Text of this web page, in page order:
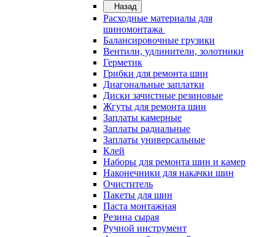
Назад
Расходные материалы для
шиномонтажа
Балансировочные грузики
Вентили, удлинители, золотники
Герметик
Грибки для ремонта шин
Диагональные заплатки
Диски зачистные резиновые
Жгуты для ремонта шин
Заплаты камерные
Заплаты радиальные
Заплаты универсальные
Клей
Наборы для ремонта шин и камер
Наконечники для накачки шин
Очиститель
Пакеты для шин
Паста монтажная
Резина сырая
Ручной инструмент